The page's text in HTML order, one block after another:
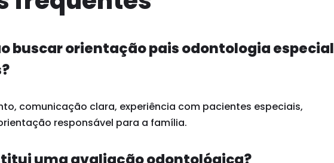
buscar orientação pais odontologia especial
comunicação clara, experiência com pacientes especiais,
responsável para a família.